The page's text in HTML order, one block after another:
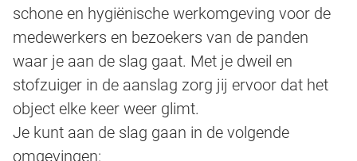
schone en hygiënische werkomgeving voor de
medewerkers en bezoekers van de panden
waar je aan de slag gaat. Met je dweil en
stofzuiger in de aanslag zorg jij ervoor dat het
object elke keer weer glimt.
Je kunt aan de slag gaan in de volgende
omgevingen: